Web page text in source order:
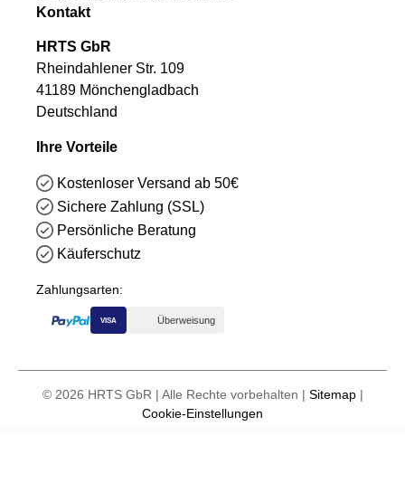
Kontakt
HRTS GbR
Rheindahlener Str. 109
41189 Mönchengladbach
Deutschland
Ihre Vorteile
Kostenloser Versand ab 50€
Sichere Zahlung (SSL)
Persönliche Beratung
Käuferschutz
Zahlungsarten:
VISA Überweisung
© 2026 HRTS GbR | Alle Rechte vorbehalten | Sitemap|
Cookie-Einstellungen